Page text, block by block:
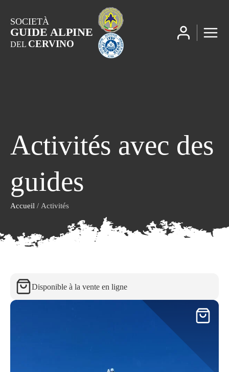
SOCIETÀ
GUIDE ALPINE
DEL CERVINO
Activités avec des
guides
Accueil / Activités
Disponible à la vente en ligne